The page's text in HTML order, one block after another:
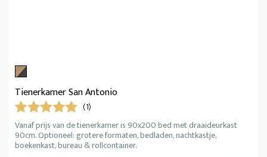
Tienerkamer San Antonio
(1)
Vanaf prijs van de tienerkamer is 90x200 bed met draaideurkast
90cm. Optioneel: grotere formaten, bedladen, nachtkastje,
boekenkast, bureau & rollcontainer.